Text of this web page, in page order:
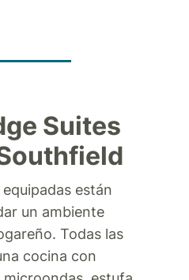
Suites
están
un ambiente
Todas las
cocina con